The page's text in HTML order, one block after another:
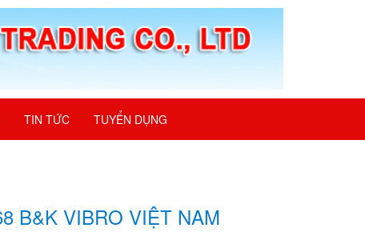
TIN TỨC TUYỂN DỤNG
B&K VIBRO VIỆT NAM